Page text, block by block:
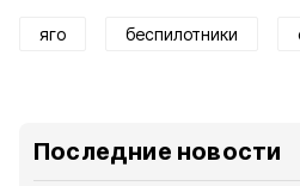
яго беспилотники
Последние новости